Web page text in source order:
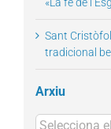
«La fe de
Sant
tradicional
Arxiu
Arxius